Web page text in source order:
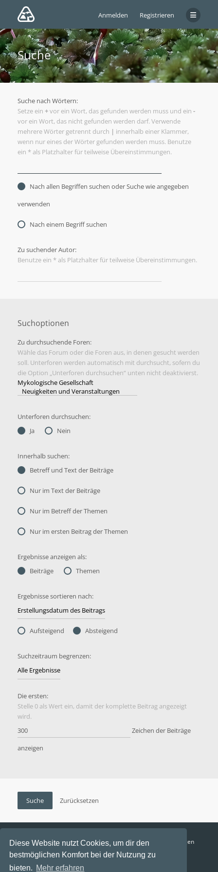
Diese Website nutzt Cookies, um dir den
bestmöglichen Komfort bei der Nutzung zu
bieten. Mehr erfahren
Anmelden Registrieren
Suche
Suche nach Wörtern:
Setze ein +vor ein Wort, das gefunden werden muss und ein -
vor ein Wort, das nicht gefunden werden darf. Verwende
mehrere Wörter getrennt durch | innerhalb einer Klammer,
wenn nur eines der Wörter gefunden werden muss. Benutze
ein * als Platzhalter für teilweise Übereinstimmungen.
Nach allen Begriffen suchen oder Suche wie angegeben
verwenden
Nach einem Begriff suchen
Zu suchender Autor:
Benutze ein * als Platzhalter für teilweise Übereinstimmungen.
Suchoptionen
Zu durchsuchende Foren:
Wähle das Forum oder die Foren aus, in denen gesucht werden
soll. Unterforen werden automatisch mit durchsucht, sofern du
die Option „Unterforen durchsuchen“ unten nicht deaktivierst.
Unterforen durchsuchen:
Ja
Nein
Innerhalb suchen:
Betreff und Text der Beiträge
Nur im Text der Beiträge
Nur im Betreff der Themen
Nur im ersten Beitrag der Themen
Ergebnisse anzeigen als:
Beiträge
Themen
Ergebnisse sortieren nach:
Aufsteigend Absteigend
Suchzeitraum begrenzen:
Die ersten:
Stelle 0 als Wert ein, damit der komplette Beitrag angezeigt
wird.
Zeichen der Beiträge
anzeigen
Funga Austria FAQ Datenschutz
Nutzungsbedingungen
Alle Zeiten sind UTC+02:00
Aktuelle Zeit: 6. August 2026, 20:48